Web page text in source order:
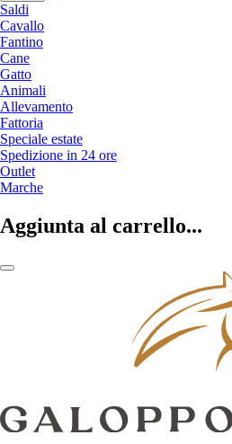
Saldi
Cavallo
Fantino
Cane
Gatto
Animali
Allevamento
Fattoria
Speciale estate
Spedizione in 24 ore
Outlet
Marche
Aggiunta al carrello...